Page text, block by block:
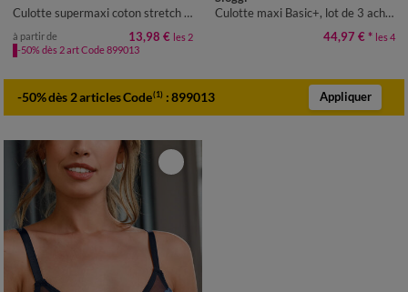
Culotte supermaxi coton stretch ceinture dentelle - lot de 2
à partir de 13,98 € les 2
-50% dès 2 art Code 899013
Culotte maxi Basic+, lot de 3 achetées +1 GRATUITE (1)
44,97 € * les 4
-50% dès 2 articles Code(1) :899013 Appliquer